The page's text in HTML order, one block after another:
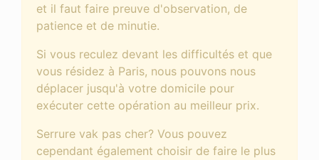
et il faut faire preuve d'observation, de
patience et de minutie.
Si vous reculez devant les difficultés et que
vous résidez à Paris, nous pouvons nous
déplacer jusqu'à votre domicile pour
exécuter cette opération au meilleur prix.
Serrure vak pas cher? Vous pouvez
cependant également choisir de faire le plus